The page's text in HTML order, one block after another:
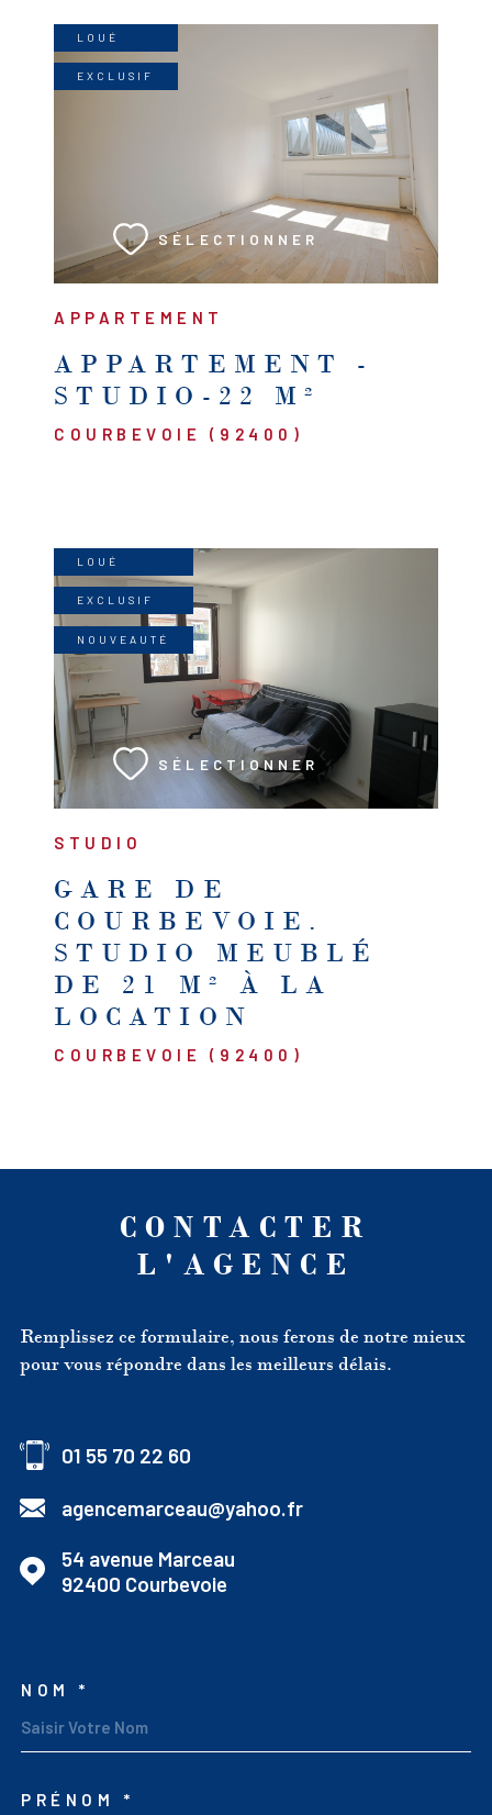
APPARTEMENT
APPARTEMENT -
STUDIO-22 M²
COURBEVOIE (92400)
LOUÉ
EXCLUSIF
SÉLECTIONNER
VOIR LE BIEN
STUDIO
GARE DE
COURBEVOIE.
STUDIO MEUBLÉ
DE 21 M² À LA
LOCATION
COURBEVOIE (92400)
LOUÉ
EXCLUSIF
NOUVEAUTÉ
SÉLECTIONNER
VOIR LE BIEN
CONTACTER
L'AGENCE
Remplissez ce formulaire, nous ferons de notre mieux
pour vous répondre dans les meilleurs délais.
01 55 70 22 60
agencemarceau@yahoo.fr
54 avenue Marceau
92400
Courbevoie
NOM *
PRÉNOM *